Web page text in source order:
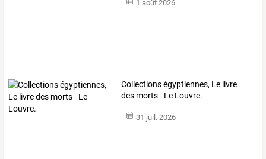
1 août 2026
Collections égyptiennes, Le livre
des morts - Le Louvre.
31 juil. 2026